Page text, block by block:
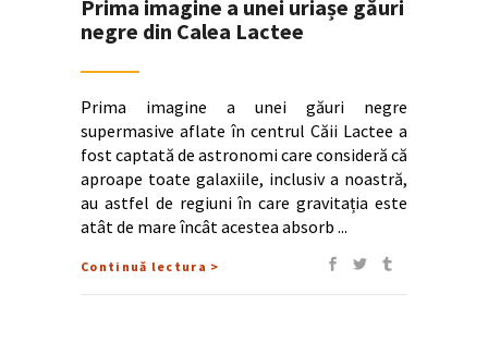
Prima imagine a unei uriașe găuri
negre din Calea Lactee
Prima imagine a unei găuri negre
supermasive aflate în centrul Căii Lactee a
fost captată de astronomi care consideră că
aproape toate galaxiile, inclusiv a noastră,
au astfel de regiuni în care gravitația este
atât de mare încât acestea absorb
Continuă lectura >